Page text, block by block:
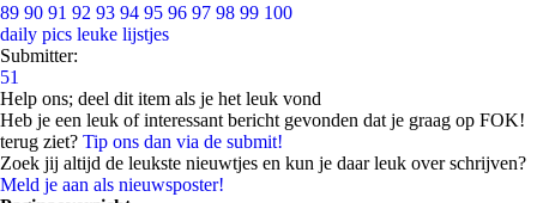
89 90 91 92 93 94 95 96 97 98 99 100
daily pics leuke lijstjes
Submitter:
51
Help ons; deel dit item als je het leuk vond
Heb je een leuk of interessant bericht gevonden dat je graag op FOK!
terug ziet? Tip ons dan via de submit!
Zoek jij altijd de leukste nieuwtjes en kun je daar leuk over schrijven?
Meld je aan als nieuwsposter!